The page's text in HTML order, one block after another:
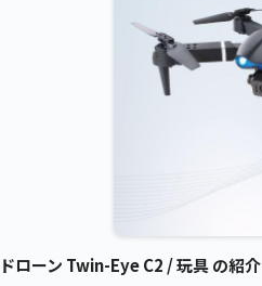
ローン Twin-Eye C2 / 玩具 の紹介